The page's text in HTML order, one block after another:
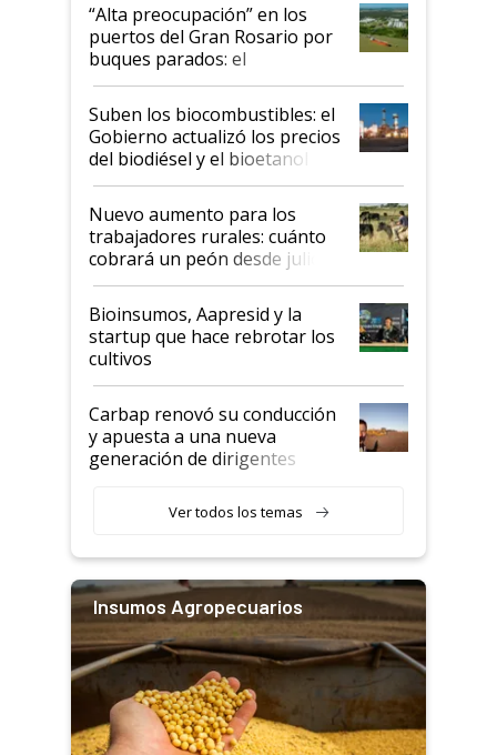
“Alta preocupación” en los
puertos del Gran Rosario por
buques parados: el
funcionamiento de las
exportadoras en tensión tras
la medida de fuerza de los
prácticos
Suben los biocombustibles: el
Gobierno actualizó los precios
del biodiésel y el bioetanol
Nuevo aumento para los
trabajadores rurales: cuánto
cobrará un peón desde julio
Bioinsumos, Aapresid y la
startup que hace rebrotar los
cultivos
Carbap renovó su conducción
y apuesta a una nueva
generación de dirigentes
Ver todos los temas
Insumos Agropecuarios